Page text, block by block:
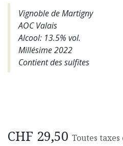
Vignoble de Martigny
AOC Valais
Alcool: 13.5% vol.
Millésime 2022
Contient des sulfites
CHF 29,50 Toutes